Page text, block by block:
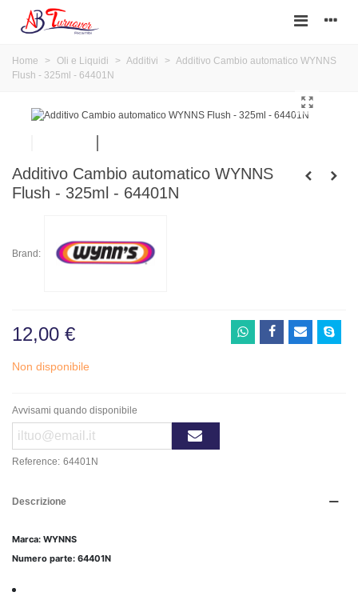
Home > Oli e Liquidi > Additivi > Additivo Cambio automatico WYNNS
Flush - 325ml - 64401N
Additivo Cambio automatico WYNNS
Flush - 325ml - 64401N
Brand:
12,00 €
Non disponibile
Avvisami quando disponibile
Reference: 64401N
Descrizione
Marca: WYNNS
Numero parte: 64401N